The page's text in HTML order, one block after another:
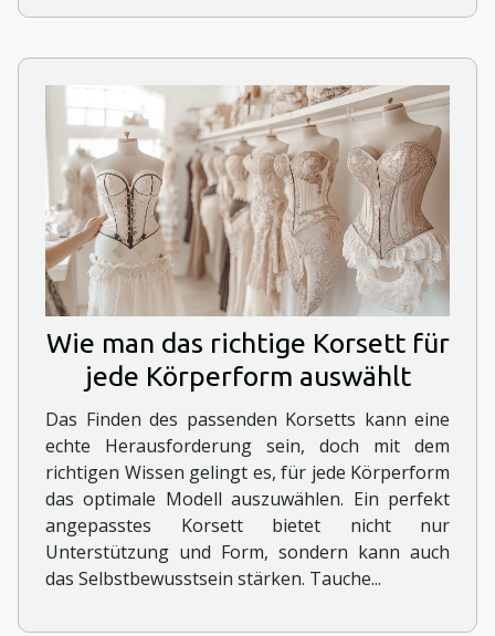
Wie man das richtige Korsett für
jede Körperform auswählt
Das Finden des passenden Korsetts kann eine
echte Herausforderung sein, doch mit dem
richtigen Wissen gelingt es, für jede Körperform
das optimale Modell auszuwählen. Ein perfekt
angepasstes Korsett bietet nicht nur
Unterstützung und Form, sondern kann auch
das Selbstbewusstsein stärken. Tauche...